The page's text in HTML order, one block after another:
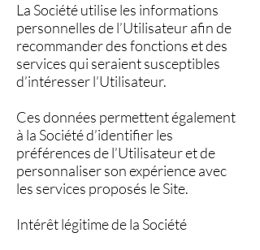
La Société utilise les informations
personnelles de l’Utilisateur afin de
recommander des fonctions et des
services qui seraient susceptibles
d’intéresser l’Utilisateur.
Ces données permettent également
à la Société d’identifier les
préférences de l’Utilisateur et de
personnaliser son expérience avec
les services proposés le Site.
Intérêt légitime de la Société